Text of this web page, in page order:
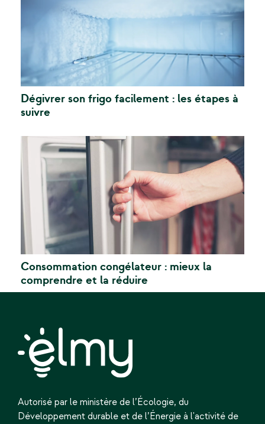
Dégivrer son frigo facilement : les étapes à
suivre
Consommation congélateur : mieux la
comprendre et la réduire
Autorisé par le ministère de l’Écologie, du
Développement durable et de l’Énergie à l'activité de